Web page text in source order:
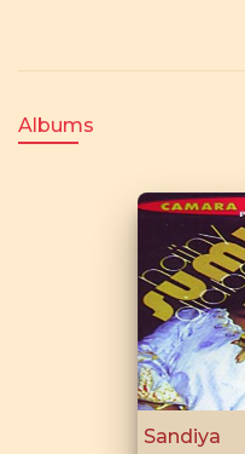
Albums
Sandiya